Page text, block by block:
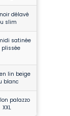
délavé
slim
satinée
plissée
lin beige
blanc
palazzo
XXL